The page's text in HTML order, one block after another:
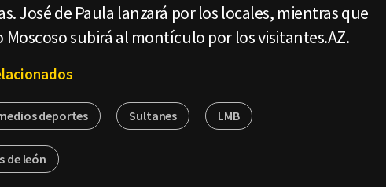
José de Paula lanzará por los locales, mientras que
Moscoso subirá al montículo por los visitantes.AZ.
deportes Sultanes LMB
de león